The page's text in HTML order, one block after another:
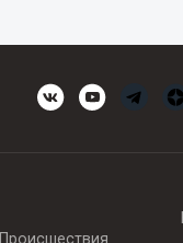
Происшествия